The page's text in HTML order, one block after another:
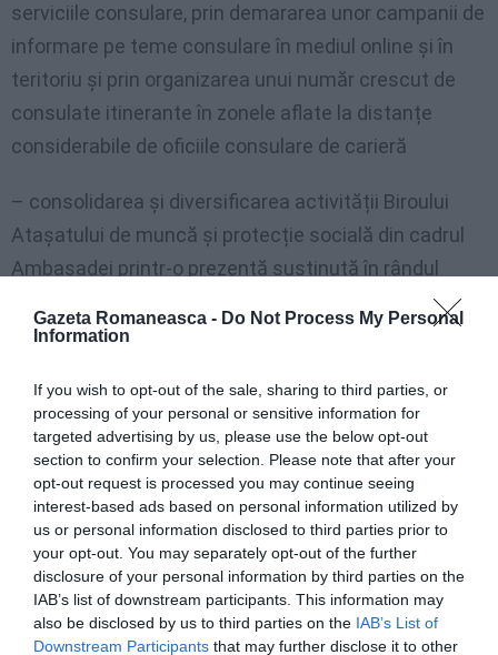
Gazeta Romaneasca - Do Not Process My Personal
Information
If you wish to opt-out of the sale, sharing to third parties, or
processing of your personal or sensitive information for
targeted advertising by us, please use the below opt-out
section to confirm your selection. Please note that after your
opt-out request is processed you may continue seeing
interest-based ads based on personal information utilized by
us or personal information disclosed to third parties prior to
your opt-out. You may separately opt-out of the further
disclosure of your personal information by third parties on the
IAB’s list of downstream participants. This information may
also be disclosed by us to third parties on the IAB’s List of
Downstream Participants that may further disclose it to other
serviciile consulare, prin demararea unor campanii de
informare pe teme consulare în mediul online și în
teritoriu și prin organizarea unui număr crescut de
consulate itinerante în zonele aflate la distanțe
considerabile de oficiile consulare de carieră
– consolidarea și diversificarea activității Biroului
Atașatului de muncă și protecție socială din cadrul
Ambasadei printr-o prezență susținută în rândul
comunității, deplasări în teritoriu, organizarea de
sesiuni tematice live pe rețelele sociale ale
sediul oficiului consular de la Roma
De asemenea, ambasadorul român a anunțat intenția
de a organiza periodic întâlniri cu reprezentanții
comunității românești, cu scopul creșterii coeziunii şi
al stimulării implicării prezenţei românilor în viaţa
societăţii italiene.
A asigurat pe cei prezenți de întreaga deschidere a